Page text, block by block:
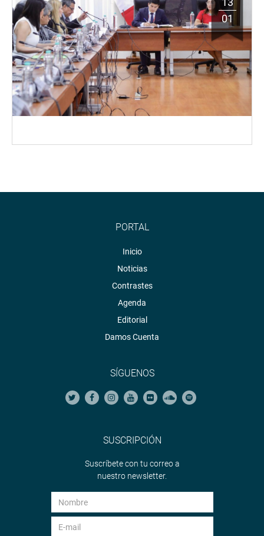
01
PORTAL
Inicio
Noticias
Contrastes
Agenda
Editorial
Damos Cuenta
SÍGUENOS
SUSCRIPCIÓN
Suscríbete con tu correo a
nuestro newsletter.